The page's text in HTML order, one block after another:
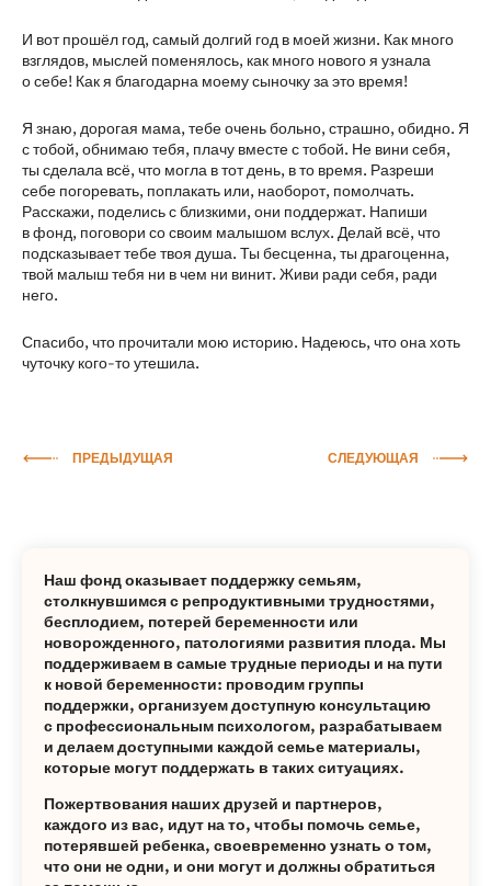
И вот прошёл год, самый долгий год в моей жизни. Как много
взглядов, мыслей поменялось, как много нового я узнала
о себе! Как я благодарна моему сыночку за это время!
Я знаю, дорогая мама, тебе очень больно, страшно, обидно. Я
с тобой, обнимаю тебя, плачу вместе с тобой. Не вини себя,
ты сделала всё, что могла в тот день, в то время. Разреши
себе погоревать, поплакать или, наоборот, помолчать.
Расскажи, поделись с близкими, они поддержат. Напиши
в фонд, поговори со своим малышом вслух. Делай всё, что
подсказывает тебе твоя душа. Ты бесценна, ты драгоценна,
твой малыш тебя ни в чем ни винит. Живи ради себя, ради
него.
Спасибо, что прочитали мою историю. Надеюсь, что она хоть
чуточку кого-то утешила.
ПРЕДЫДУЩАЯ СЛЕДУЮЩАЯ
Наш фонд оказывает поддержку семьям,
столкнувшимся с репродуктивными трудностями,
бесплодием, потерей беременности или
новорожденного, патологиями развития плода. Мы
поддерживаем в самые трудные периоды и на пути
к новой беременности: проводим группы
поддержки, организуем доступную консультацию
с профессиональным психологом, разрабатываем
и делаем доступными каждой семье материалы,
которые могут поддержать в таких ситуациях.
Пожертвования наших друзей и партнеров,
каждого из вас, идут на то, чтобы помочь семье,
потерявшей ребенка, своевременно узнать о том,
что они не одни, и они могут и должны обратиться